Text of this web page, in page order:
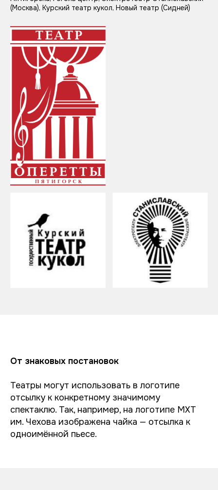
необычными, нестандартными зданиями,
которые сами по себе работают как бренд.
Такие логотипы отсылают к запоминающимся
формам здания.
От архитектуры
Примеры логотипов «от архитектуры»
оперный театр, Ростовский музыкальный театр,
Опера и филармония Подляска (Белосток, Польша)